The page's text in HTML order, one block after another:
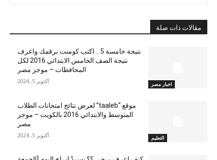
مقالات ذات صلة
اخبار مصر
نتيجة خامسة 5 .. اكتب كومنت برقمك واعرف
نتيجة الصف الخامس الابتدائي 2016 لكل
المحافظات – موجز مصر
أكتوبر 5, 2024
التعليم
موقع “taaleb” لعرض نتائج امتحانات الطلاب
المتوسط والابتدائي 2016 بالكويت – موجز
مصر
أكتوبر 5, 2024